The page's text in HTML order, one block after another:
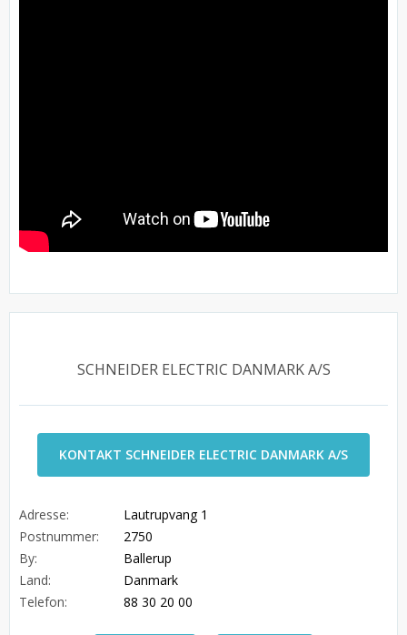
SCHNEIDER ELECTRIC DANMARK A/S
KONTAKT SCHNEIDER ELECTRIC DANMARK A/S
Adresse:
Lautrupvang 1
Postnummer:
2750
By:
Ballerup
Land:
Danmark
Telefon:
88 30 20 00